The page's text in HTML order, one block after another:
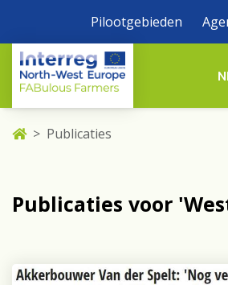
Pilootgebieden
Publicaties
Publicaties voor